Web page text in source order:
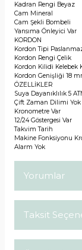
Kadran Rengi Beyaz
Cam Mineral
Cam Şekli Bombeli
Yansıma Önleyici Var
KORDON
Kordon Tipi
Kordon Rengi Çelik
Kordon Kilidi Kelebek
Kordon Genişliği 18
ÖZELLİKLER
Suya Dayanıklılık 5
Çift Zaman Dilimi Yok
Kronometre Var
12/24 Göstergesi Var
Takvim Tarih
Makine Fonksiyonu
Alarm Yok
Yorumlar
Taksit